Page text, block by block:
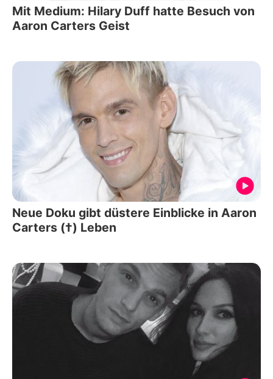
Mit Medium: Hilary Duff hatte Besuch von
Aaron Carters Geist
Neue Doku gibt düstere Einblicke in Aaron
Carters (†) Leben